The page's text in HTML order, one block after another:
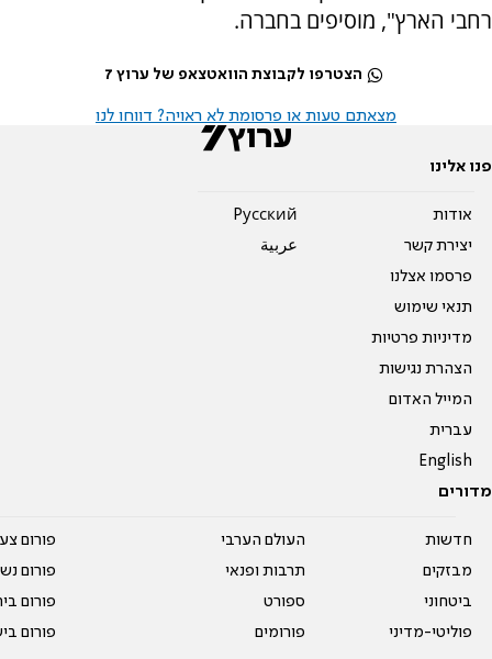
רחבי הארץ", מוסיפים בחברה.
הצטרפו לקבוצת הוואטצאפ של ערוץ 7
מצאתם טעות או פרסומת לא ראויה? דווחו לנו
פנו אלינו
אודות
יצירת קשר
פרסמו אצלנו
תנאי שימוש
מדיניות פרטיות
הצהרת נגישות
המייל האדום
עברית
English
Pусский
عربية
מדורים
חדשות
מבזקים
ביטחוני
פוליטי-מדיני
העולם הערבי
תרבות ופנאי
ספורט
פורומים
פורום
פורום
פורום
פורום